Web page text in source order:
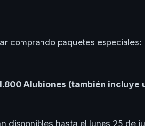
comprando paquetes especiales:
1.800 Alubiones (también incluye
disponibles hasta el lunes 25 de